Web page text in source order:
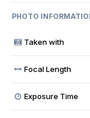
PHOTO
Taken with
Focal Length
Exposure Time